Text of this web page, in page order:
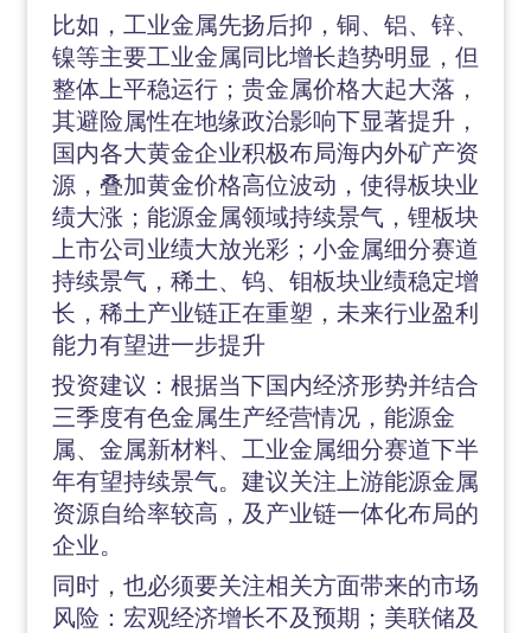
比如，工业金属先扬后抑，铜、铝、锌、
镍等主要工业金属同比增长趋势明显，但
整体上平稳运行；贵金属价格大起大落，
其避险属性在地缘政治影响下显著提升，
国内各大黄金企业积极布局海内外矿产资
源，叠加黄金价格高位波动，使得板块业
绩大涨；能源金属领域持续景气，锂板块
上市公司业绩大放光彩；小金属细分赛道
持续景气，稀土、钨、钼板块业绩稳定增
长，稀土产业链正在重塑，未来行业盈利
能力有望进一步提升
投资建议：根据当下国内经济形势并结合
三季度有色金属生产经营情况，能源金
属、金属新材料、工业金属细分赛道下半
年有望持续景气。建议关注上游能源金属
资源自给率较高，及产业链一体化布局的
企业。
同时，也必须要关注相关方面带来的市场
风险：宏观经济增长不及预期；美联储及